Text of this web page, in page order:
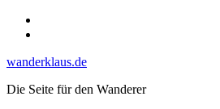
Skip
wanderklaus.de
Die Seite für den Wanderer